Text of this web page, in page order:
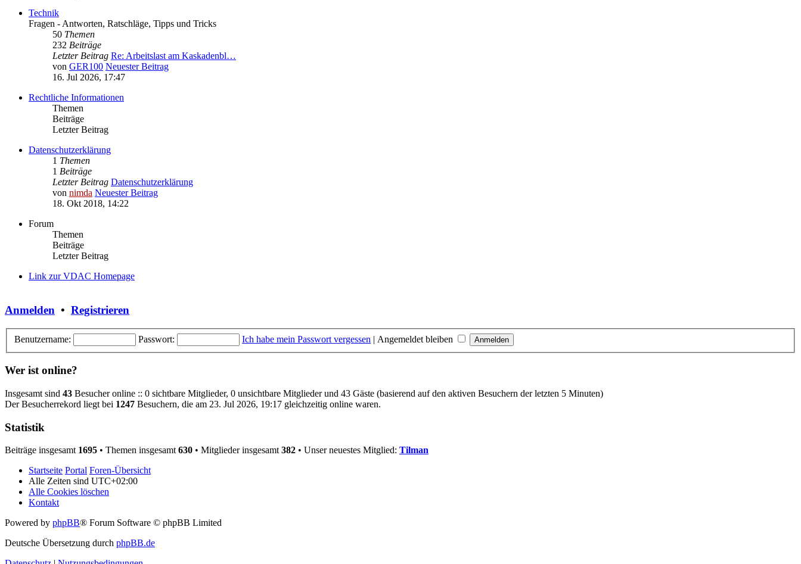
Technik
Fragen - Antworten, Ratschläge, Tipps und Tricks
50 Themen
232 Beiträge
Letzter Beitrag Re: Arbeitslast am Kaskadenbl…
von GER100 Neuester Beitrag
16. Jul 2026, 17:47
Rechtliche Informationen
Themen
Beiträge
Letzter Beitrag
Datenschutzerklärung
1 Themen
1 Beiträge
Letzter Beitrag Datenschutzerklärung
von nimda Neuester Beitrag
18. Okt 2018, 14:22
Forum
Themen
Beiträge
Letzter Beitrag
Link zur VDAC Homepage
Anmelden • Registrieren
Benutzername: Passwort: Ich habe mein Passwort vergessen | Angemeldet bleiben
Wer ist online?
Insgesamt sind 43 Besucher online :: 0 sichtbare Mitglieder, 0 unsichtbare Mitglieder und 43 Gäste (basierend auf den aktiven Besuchern der letzten 5 Minuten)
Der Besucherrekord liegt bei 1247 Besuchern, die am 23. Jul 2026, 19:17 gleichzeitig online waren.
Statistik
Beiträge insgesamt 1695 • Themen insgesamt 630 • Mitglieder insgesamt 382 • Unser neuestes Mitglied: Tilman
Startseite Portal Foren-Übersicht
Alle Zeiten sind UTC+02:00
Alle Cookies löschen
Kontakt
Powered by phpBB® Forum Software © phpBB Limited
Deutsche Übersetzung durch phpBB.de